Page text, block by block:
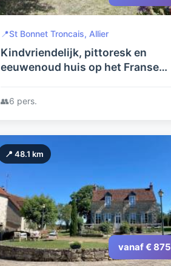
📍St Bonnet Troncais, Allier
Kindvriendelijk, pittoresk en
eeuwenoud huis op het Franse
het buitenleven..
👥6 pers.
📍 48.1 km
vanaf € 875